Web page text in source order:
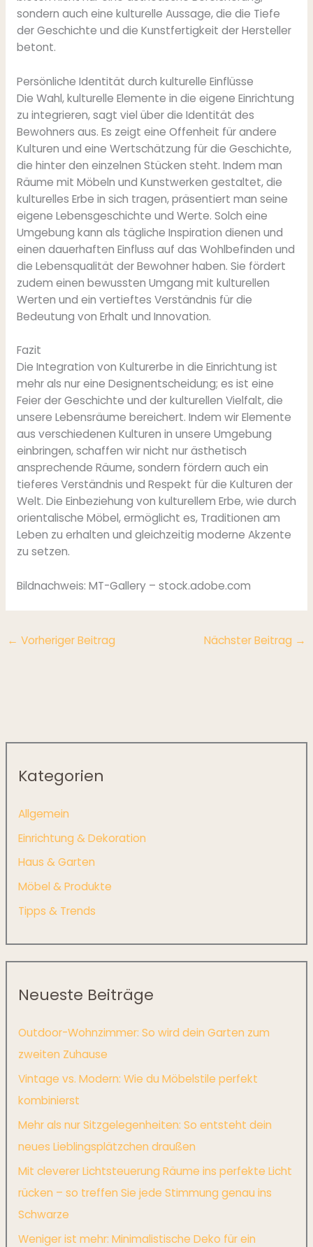
sondern auch eine kulturelle Aussage, die die Tiefe
der Geschichte und die Kunstfertigkeit der Hersteller
betont.
Persönliche Identität durch kulturelle Einflüsse
Die Wahl, kulturelle Elemente in die eigene Einrichtung
zu integrieren, sagt viel über die Identität des
Bewohners aus. Es zeigt eine Offenheit für andere
Kulturen und eine Wertschätzung für die Geschichte,
die hinter den einzelnen Stücken steht. Indem man
Räume mit Möbeln und Kunstwerken gestaltet, die
kulturelles Erbe in sich tragen, präsentiert man seine
eigene Lebensgeschichte und Werte. Solch eine
Umgebung kann als tägliche Inspiration dienen und
einen dauerhaften Einfluss auf das Wohlbefinden und
die Lebensqualität der Bewohner haben. Sie fördert
zudem einen bewussten Umgang mit kulturellen
Werten und ein vertieftes Verständnis für die
Bedeutung von Erhalt und Innovation.
Fazit
Die Integration von Kulturerbe in die Einrichtung ist
mehr als nur eine Designentscheidung; es ist eine
Feier der Geschichte und der kulturellen Vielfalt, die
unsere Lebensräume bereichert. Indem wir Elemente
aus verschiedenen Kulturen in unsere Umgebung
einbringen, schaffen wir nicht nur ästhetisch
ansprechende Räume, sondern fördern auch ein
tieferes Verständnis und Respekt für die Kulturen der
Welt. Die Einbeziehung von kulturellem Erbe, wie durch
orientalische Möbel, ermöglicht es, Traditionen am
Leben zu erhalten und gleichzeitig moderne Akzente
zu setzen.
Bildnachweis: MT-Gallery– stock.adobe.com
← Vorheriger Beitrag Nächster Beitrag →
Kategorien
Allgemein
Einrichtung & Dekoration
Haus & Garten
Möbel & Produkte
Tipps & Trends
Neueste Beiträge
Outdoor-Wohnzimmer: So wird dein Garten zum
zweiten Zuhause
Vintage vs. Modern: Wie du Möbelstile perfekt
kombinierst
Mehr als nur Sitzgelegenheiten: So entsteht dein
neues Lieblingsplätzchen draußen
Mit cleverer Lichtsteuerung Räume ins perfekte Licht
rücken – so treffen Sie jede Stimmung genau ins
Schwarze
Weniger ist mehr: Minimalistische Deko für ein